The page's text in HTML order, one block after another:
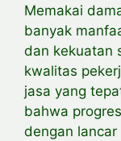
Memakai
banyak
dan kekuatan
kwalitas
jasa yang
bahwa
dengan